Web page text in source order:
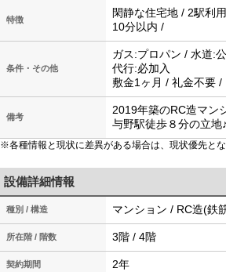
特徴
閑静な住宅地 / 2駅利
10分以内 /
条件・その他
ガス:プロパン / 水道:
代行:必加入
敷金1ヶ月 / 礼金不要 /
備考
2019年築のRC造マン
与野駅徒歩８分の立地♪
※各種情報と現状に差異がある場合は、現状優先とな
設備詳細情報
種別 / 構造 マンション / RC造(鉄
所在階 / 階数 3階 / 4階
契約期間 2年